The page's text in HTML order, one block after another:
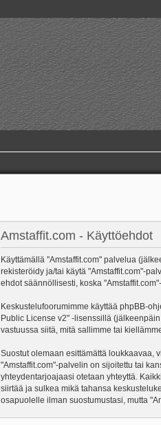
Amstaffit.com - Käyttöehdot
Käyttämällä "Amstaffit.com" palvelua
rekisteröidy ja/tai käytä "Amstaffit.com"-
ehdot säännöllisesti, koska
Keskustelufoorumimme käyttää phpBB-
Public License v2" -lisenssillä
vastuussa siitä, mitä sallimme tai
Suostut olemaan esittämättä loukkaavaa,
"Amstaffit.com"-palvelin on sijoitettu tai
yhteydentarjoajaasi otetaan yhteyttä.
siirtää ja sulkea mikä tahansa
osapuolelle ilman suostumustasi, mutta